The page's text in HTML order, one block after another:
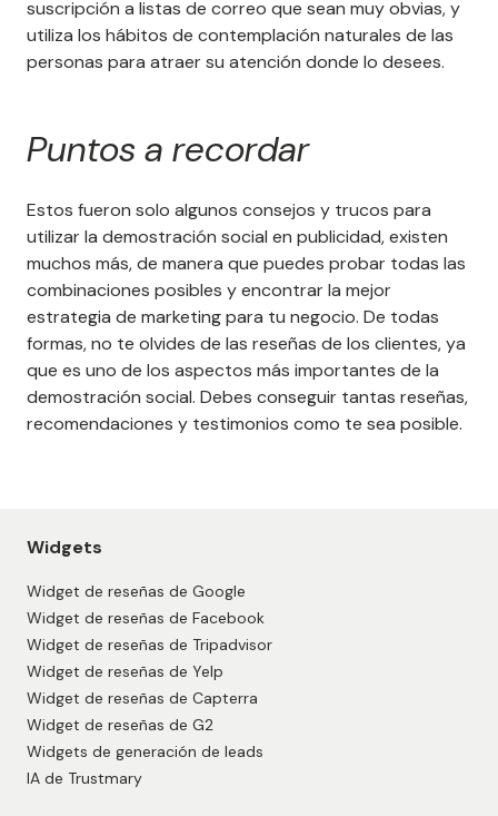
suscripción a listas de correo que sean muy obvias, y
utiliza los hábitos de contemplación naturales de las
personas para atraer su atención donde lo desees.
Puntos a recordar
Estos fueron solo algunos consejos y trucos para
utilizar la demostración social en publicidad, existen
muchos más, de manera que puedes probar todas las
combinaciones posibles y encontrar la mejor
estrategia de marketing para tu negocio. De todas
formas, no te olvides de las reseñas de los clientes, ya
que es uno de los aspectos más importantes de la
demostración social. Debes conseguir tantas reseñas,
recomendaciones y testimonios como te sea posible.
Widgets
Widget de reseñas de Google
Widget de reseñas de Facebook
Widget de reseñas de Tripadvisor
Widget de reseñas de Yelp
Widget de reseñas de Capterra
Widget de reseñas de G2
Widgets de generación de leads
IA de Trustmary